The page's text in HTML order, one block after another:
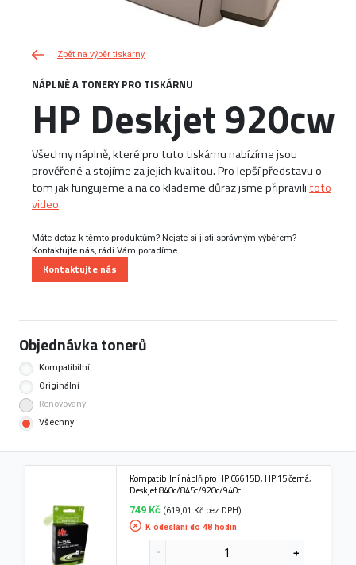
Zpět na výběr tiskárny
NÁPLNĚ A TONERY PRO TISKÁRNU
HP Deskjet 920cw
Všechny náplně, které pro tuto tiskárnu nabízíme jsou
prověřené a stojíme za jejich kvalitou. Pro lepší představu o
tom jak fungujeme a na co klademe důraz jsme připravilitoto
video.
Máte dotaz k těmto produktům? Nejste si jisti správným výběrem?
Kontaktujte nás, rádi Vám poradíme.
Kontaktujte nás
Objednávka tonerů
Kompatibilní
Originální
Renovovaný
Všechny
Kompatibilní náplň pro HP C6615D, HP 15 černá,
Deskjet 840c/845c/920c/940c
749 Kč (619,01 Kč bez DPH)
K odeslání do 48 hodin